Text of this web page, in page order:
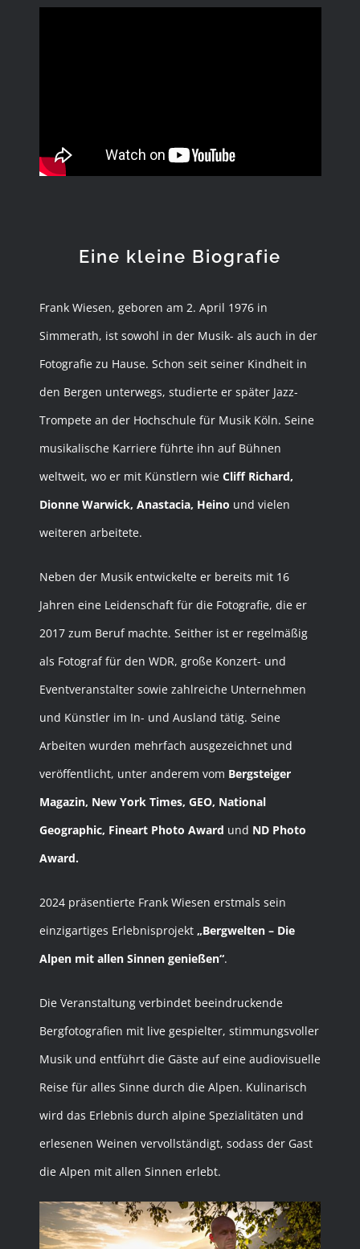
Eine kleine Biografie
Frank Wiesen, geboren am 2. April 1976 in
Simmerath, ist sowohl in der Musik- als auch in der
Fotografie zu Hause. Schon seit seiner Kindheit in
den Bergen unterwegs, studierte er später Jazz-
Trompete an der Hochschule für Musik Köln. Seine
musikalische Karriere führte ihn auf Bühnen
weltweit, wo er mit Künstlern wie Cliff Richard,
Dionne Warwick, Anastacia, Heino und vielen
weiteren arbeitete.
Neben der Musik entwickelte er bereits mit 16
Jahren eine Leidenschaft für die Fotografie, die er
2017 zum Beruf machte. Seither ist er regelmäßig
als Fotograf für den WDR, große Konzert- und
Eventveranstalter sowie zahlreiche Unternehmen
und Künstler im In- und Ausland tätig. Seine
Arbeiten wurden mehrfach ausgezeichnet und
veröffentlicht, unter anderem vom Bergsteiger
Magazin, New York Times, GEO, National
Geographic, Fineart Photo Award und ND Photo
Award.
2024präsentierte Frank Wiesen erstmals sein
einzigartiges Erlebnisprojekt „Bergwelten – Die
Alpen mit allen Sinnen genießen“.
Die Veranstaltung verbindet beeindruckende
Bergfotografien mit live gespielter, stimmungsvoller
Musik und entführt die Gäste auf eine audiovisuelle
Reise für alles Sinne durch die Alpen. Kulinarisch
wird das Erlebnis durch alpine Spezialitäten und
erlesenen Weinen vervollständigt, sodass der Gast
die Alpen mit allen Sinnen erlebt.